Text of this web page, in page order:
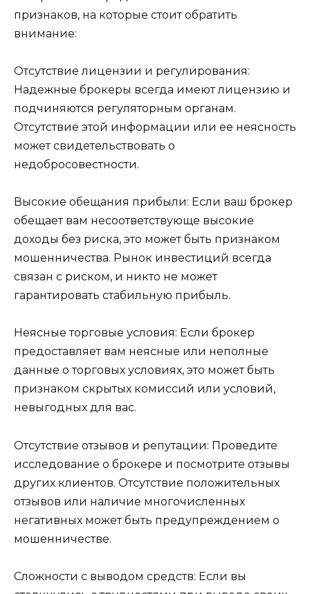
признаков, на которые стоит обратить
внимание:
Отсутствие лицензии и регулирования:
Надежные брокеры всегда имеют лицензию и
подчиняются регуляторным органам.
Отсутствие этой информации или ее неясность
может свидетельствовать о
недобросовестности.
Высокие обещания прибыли: Если ваш брокер
обещает вам несоответствующе высокие
доходы без риска, это может быть признаком
мошенничества. Рынок инвестиций всегда
связан с риском, и никто не может
гарантировать стабильную прибыль.
Неясные торговые условия: Если брокер
предоставляет вам неясные или неполные
данные о торговых условиях, это может быть
признаком скрытых комиссий или условий,
невыгодных для вас.
Отсутствие отзывов и репутации: Проведите
исследование о брокере и посмотрите отзывы
других клиентов. Отсутствие положительных
отзывов или наличие многочисленных
негативных может быть предупреждением о
мошенничестве.
Сложности с выводом средств: Если вы